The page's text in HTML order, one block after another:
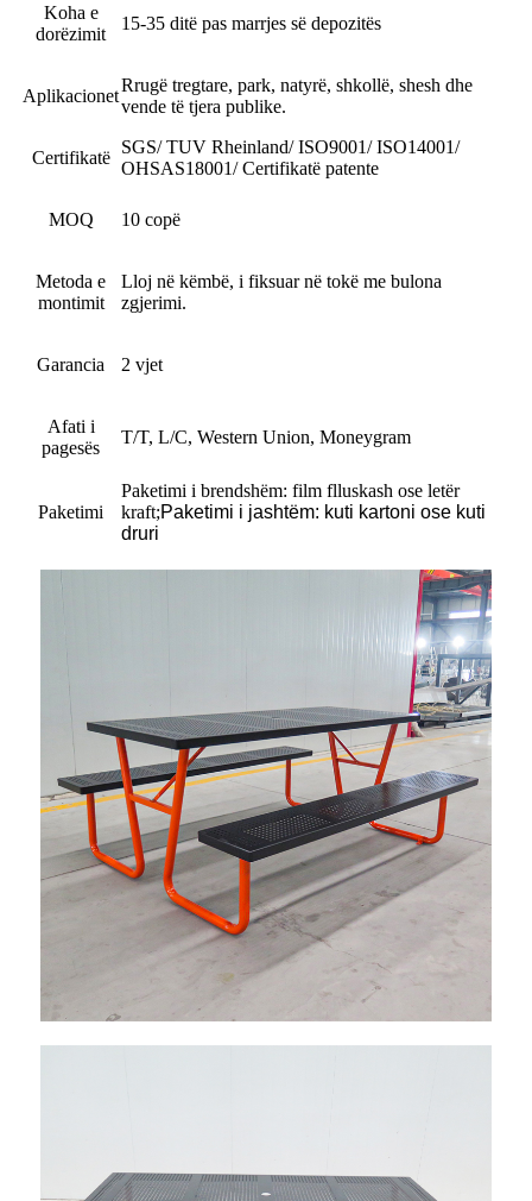
Koha e
dorëzimit
15-35 ditë pas marrjes së depozitës
Aplikacionet
Rrugë tregtare, park, natyrë, shkollë, shesh dhe
vende të tjera publike.
Certifikatë
SGS/ TUV Rheinland/ ISO9001/ ISO14001/
OHSAS18001/ Certifikatë patente
MOQ 10 copë
Metoda e
montimit
Lloj në këmbë, i fiksuar në tokë me bulona
zgjerimi.
Garancia 2 vjet
Afati i
pagesës
T/T, L/C, Western Union, Moneygram
Paketimi
Paketimi i brendshëm: film flluskash ose letër
kraft;Paketimi i jashtëm: kuti kartoni ose kuti
druri